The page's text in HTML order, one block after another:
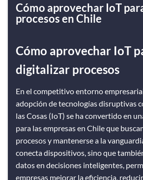
Cómo aprovechar IoT
procesos en Chile
Cómo aprovechar IoT
digitalizar procesos
En el competitivo entorno
adopción de tecnologías disruptivas
las Cosas (IoT) se ha convertido en
para las empresas en Chile que
procesos y mantenerse a la
conecta dispositivos, sino que
datos en decisiones inteligentes,
empresas mejorar la eficiencia,